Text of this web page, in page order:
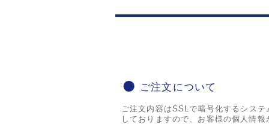
ご注文について
ご注文内容はSSLで暗号化するシステ
しておりますので、お客様の個人情報